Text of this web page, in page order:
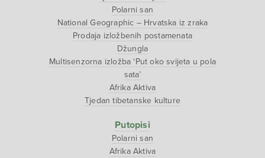
Polarni san
National Geographic – Hrvatska iz zraka
Prodaja izložbenih postamenata
Džungla
Multisenzorna izložba ‘Put oko svijeta u pola
sata’
Afrika Aktiva
Tjedan tibetanske kulture
Putopisi
Polarni san
Afrika Aktiva